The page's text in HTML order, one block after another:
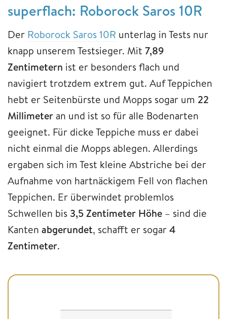
superflach: Roborock Saros 10R
Der Roborock Saros 10R unterlag in Tests nur
knapp unserem Testsieger. Mit 7,89
Zentimetern ist er besonders flach und
navigiert trotzdem extrem gut. Auf Teppichen
hebt er Seitenbürste und Mopps sogar um 22
Millimeter an und ist so für alle Bodenarten
geeignet. Für dicke Teppiche muss er dabei
nicht einmal die Mopps ablegen. Allerdings
ergaben sich im Test kleine Abstriche bei der
Aufnahme von hartnäckigem Fell von flachen
Teppichen. Er überwindet problemlos
Schwellen bis 3,5 Zentimeter Höhe – sind die
Kanten abgerundet, schafft er sogar4
Zentimeter.